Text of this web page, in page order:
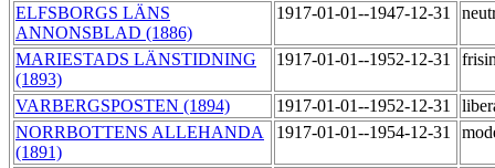
ELFSBORGS LÄNS
ANNONSBLAD (1886)
1917-01-01--1947-12-31
MARIESTADS LÄNSTIDNING
(1893)
1917-01-01--1952-12-31
VARBERGSPOSTEN (1894) 1917-01-01--1952-12-31
NORRBOTTENS ALLEHANDA
(1891)
1917-01-01--1954-12-31